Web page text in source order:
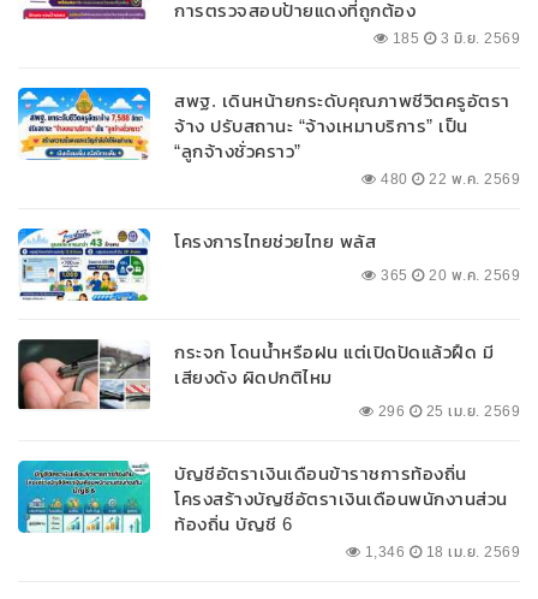
การตรวจสอบป้ายแดงที่ถูกต้อง
185 3 มิ.ย. 2569
สพฐ. เดินหน้ายกระดับคุณภาพชีวิตครูอัตรา
จ้าง ปรับสถานะ “จ้างเหมาบริการ” เป็น
“ลูกจ้างชั่วคราว”
480 22 พ.ค. 2569
โครงการไทยช่วยไทย พลัส
365 20 พ.ค. 2569
กระจก โดนน้ำหรือฝน แต่เปิดปัดแล้วฝืด มี
เสียงดัง ผิดปกติไหม
296 25 เม.ย. 2569
บัญชีอัตราเงินเดือนข้าราชการท้องถิ่น
โครงสร้างบัญชีอัตราเงินเดือนพนักงานส่วน
ท้องถิ่น บัญชี 6
1,346 18 เม.ย. 2569